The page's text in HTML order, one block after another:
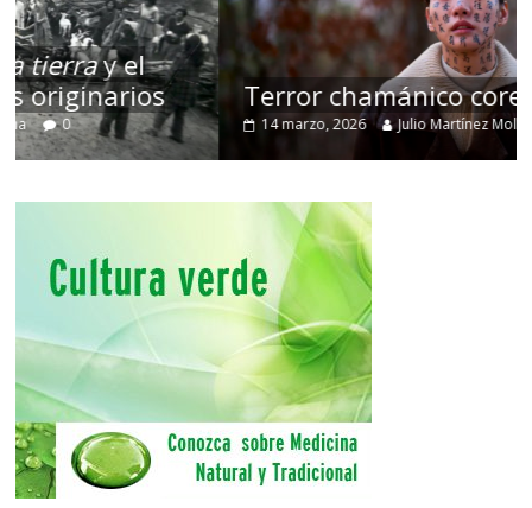
Terror chamánico coreano
14 marzo, 2026 Julio Martínez Molina 0